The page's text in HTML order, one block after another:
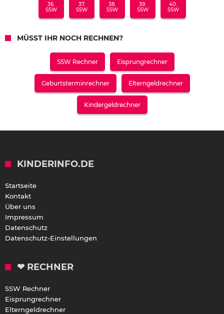
36.
SSW
37.
SSW
38.
SSW
39.
SSW
40.
SSW
MÜSST IHR NOCH RECHNEN?
SSW Rechner Eisprungrechner
Geburtsterminrechner Elterngeldrechner
Kindergeldrechner
KINDERINFO.DE
Startseite
Kontakt
Über uns
Impressum
Datenschutz
Datenschutz-Einstellungen
❤ RECHNER
SSW Rechner
Eisprungrechner
Elterngeldrechner